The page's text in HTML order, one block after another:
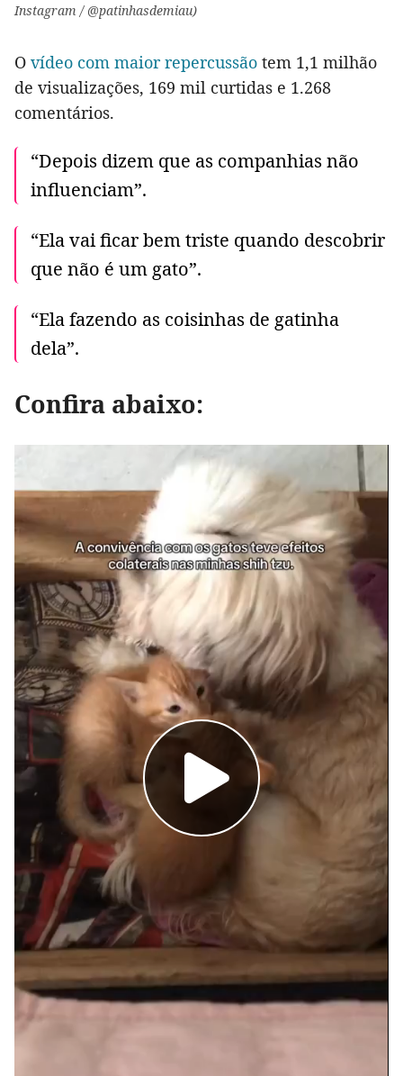
Instagram / @patinhasdemiau)
O vídeo com maior repercussão tem 1,1 milhão
de visualizações, 169 mil curtidas e 1.268
comentários.
“Depois dizem que as companhias não
influenciam”.
“Ela vai ficar bem triste quando descobrir
que não é um gato”.
“Ela fazendo as coisinhas de gatinha
dela”.
Confira abaixo: